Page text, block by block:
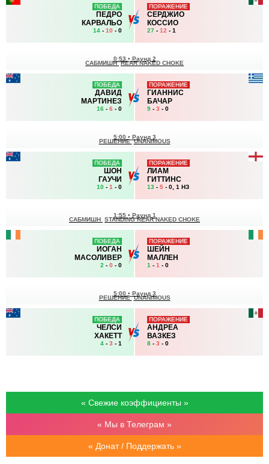
ПОБЕДА
ПЕДРО
КАРВАЛЬО
14 - 10 - 0
ПОРАЖЕНИЕ
СЕРДЖИО
КОССИО
27 - 12 - 1
ПОБЕДА
ДАВИД
МАРТИНЕЗ
16 - 6 - 0
0:53 • Раунд 2
САБМИШН REAR NAKED CHOKE
ПОРАЖЕНИЕ
ГИАННИС
БАЧАР
9 - 3 - 0
ПОБЕДА
ШОН
ГАУЧИ
10 - 1 - 0
5:00 • Раунд 3
РЕШЕНИЕ UNANIMOUS
ПОРАЖЕНИЕ
ЛИАМ
ГИТТИНС
13 - 5 - 0, 1 НЗ
ПОБЕДА
ИОГАН
МАСОЛИВЕР
2 - 0 - 0
1:55 • Раунд 1
САБМИШН STANDING REAR NAKED CHOKE
ПОРАЖЕНИЕ
ШЕЙН
МАЛЛЕН
1 - 1 - 0
ПОБЕДА
ЧЕЛСИ
ХАКЕТТ
4 - 3 - 1
5:00 • Раунд 3
РЕШЕНИЕ UNANIMOUS
ПОРАЖЕНИЕ
АНДРЕА
ВАЗКЕЗ
8 - 3 - 0
« Свежие коэффициенты »
« Мы в Телеграм »
« Донат / Поддержать »